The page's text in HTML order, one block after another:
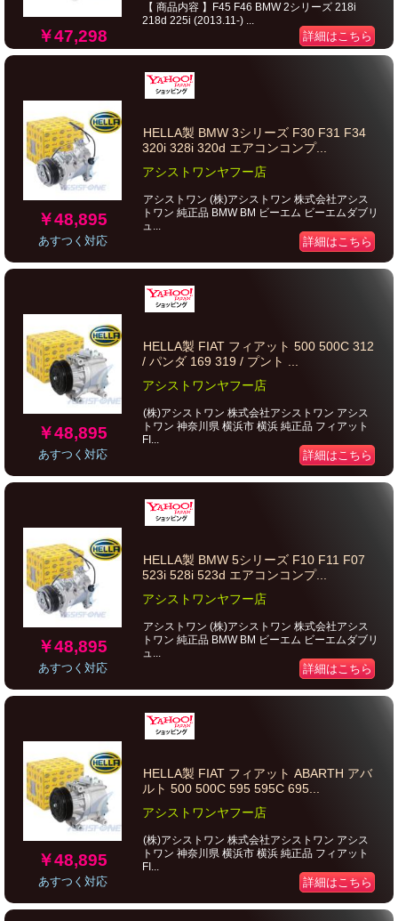
￥47,298
【 商品内容 】F45 F46 BMW 2シリーズ 218i
218d 225i (2013.11-) ...
詳細はこちら
￥48,895
あすつく対応
HELLA製 BMW 3シリーズ F30 F31 F34
320i 328i 320d エアコンコンプ...
アシストワンヤフー店
アシストワン (株)アシストワン 株式会社アシス
トワン 純正品 BMW BM ビーエム ビーエムダブリ
ュ...
詳細はこちら
￥48,895
あすつく対応
HELLA製 FIAT フィアット 500 500C 312
/ パンダ 169 319 / プント ...
アシストワンヤフー店
(株)アシストワン 株式会社アシストワン アシス
トワン 神奈川県 横浜市 横浜 純正品 フィアット
FI...
詳細はこちら
￥48,895
あすつく対応
HELLA製 BMW 5シリーズ F10 F11 F07
523i 528i 523d エアコンコンプ...
アシストワンヤフー店
アシストワン (株)アシストワン 株式会社アシス
トワン 純正品 BMW BM ビーエム ビーエムダブリ
ュ...
詳細はこちら
￥48,895
あすつく対応
HELLA製 FIAT フィアット ABARTH アバ
ルト 500 500C 595 595C 695...
アシストワンヤフー店
(株)アシストワン 株式会社アシストワン アシス
トワン 神奈川県 横浜市 横浜 純正品 フィアット
FI...
詳細はこちら